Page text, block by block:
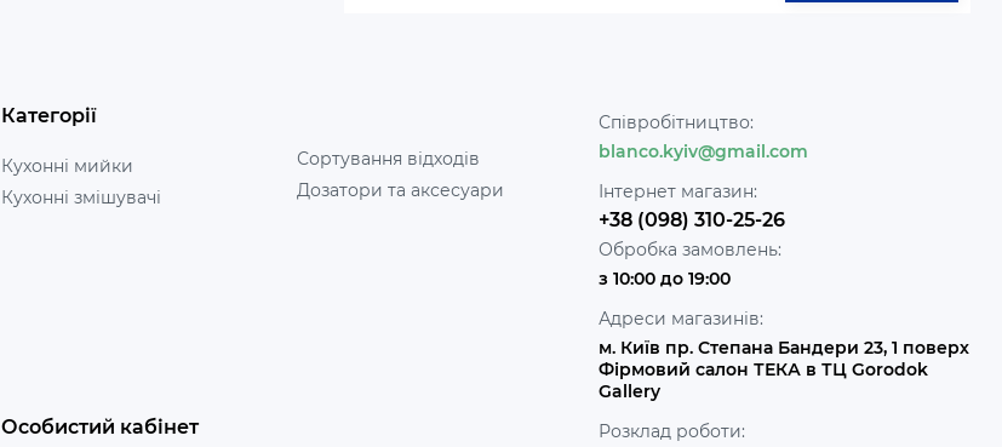
Категорії
Кухонні мийки
Кухонні змішувачі
Сортування відходів
Дозатори та аксесуари
Особистий кабінет
Співробітництво:
blanco.kyiv@gmail.com
Інтернет магазин:
+38 (098) 310-25-26
Обробка замовлень:
з 10:00 до 19:00
Адреси магазинів:
м. Київ пр. Степана Бандери 23, 1 поверх
Фірмовий салон ТЕКА в ТЦ Gorodok
Gallery
Розклад роботи: